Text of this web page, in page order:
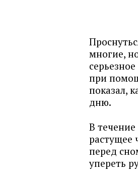
многие,
при
показал,
дню.
В
растущее
перед
упереть